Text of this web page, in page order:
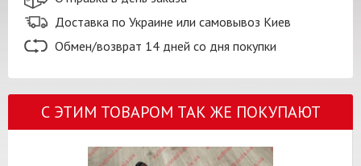
Доставка по Украине или самовывоз Киев
Обмен/возврат 14 дней со дня покупки
С ЭТИМ ТОВАРОМ ТАК ЖЕ ПОКУПАЮТ